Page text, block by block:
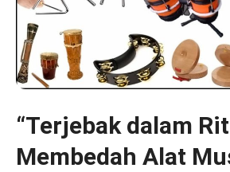
“Terjebak dalam
Membedah Alat